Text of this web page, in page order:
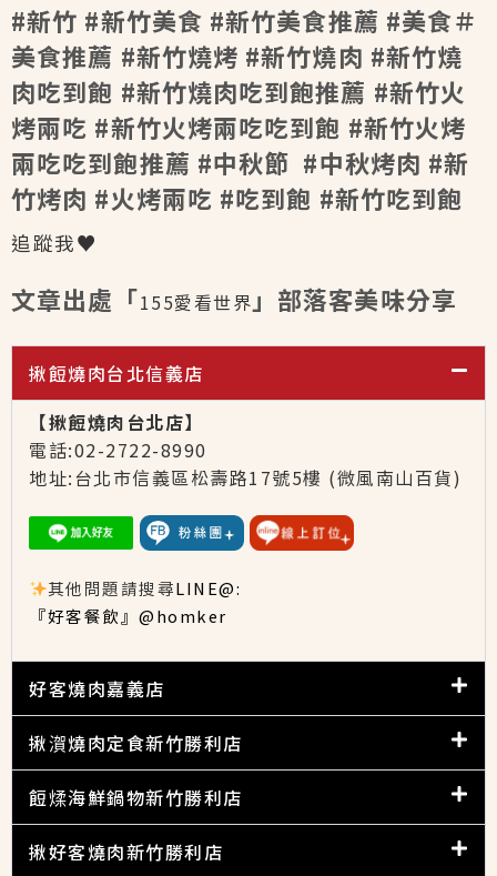
#新竹 #新竹美食 #新竹美食推薦 #美食＃
美食推薦 #新竹燒烤 #新竹燒肉 #新竹燒
肉吃到飽 #新竹燒肉吃到飽推薦 #新竹火
烤兩吃 #新竹火烤兩吃吃到飽 #新竹火烤
兩吃吃到飽推薦 #中秋節 #中秋烤肉 #新
竹烤肉 #火烤兩吃 #吃到飽 #新竹吃到飽
追蹤我♥
文章出處「155愛看世界 」部落客美味分享
揪餖燒肉台北信義店
【揪餖燒肉台北店】
電話:02-2722-8990
地址:台北市信義區松壽路17號5樓 (微風南山百貨)
其他問題請搜尋LINE@:
『好客餐飲』@homker
好客燒肉嘉義店
揪㵑燒肉定食新竹勝利店
餖煣海鮮鍋物新竹勝利店
揪好客燒肉新竹勝利店